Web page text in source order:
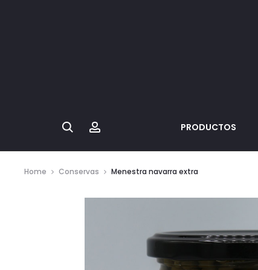
Search PRODUCTOS
Home Conservas Menestra navarra extra